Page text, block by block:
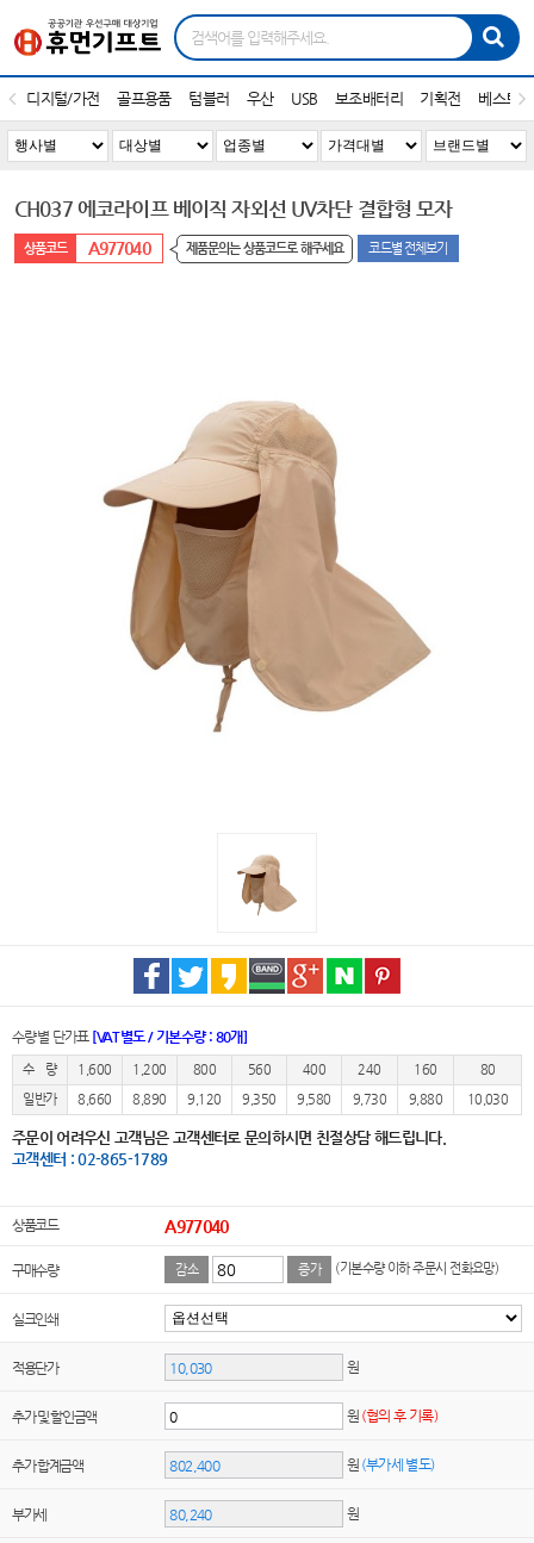
디지털/가전 골프용품 텀블러 우산 USB 보조배터리 기획전 베스트
CH037 에코라이프 베이직 자외선 UV차단 결합형 모자
A977040 제품문의는 상품코드로 해주세요 코드별 전체보기
수량별 단가표 [VAT별도 / 기본수량 : 80개]
수 량 1,600 1,200 800 560 400 240 160
80
일반가
8,660 8,890 9,120 9,350 9,580 9,730 9,880 10,030
주문이 어려우신 고객님은 고객센터로 문의하시면 친절상담 해드립니다.
고객센터 : 02-865-1789
상품코드 A977040
구매수량 감소 증가 (기본수량 이하 주문시 전화요망)
실크인쇄
적용단가 원
추가 및 할인금액 원 (협의 후 기록)
추가 합계금액 원 (부가세 별도)
부가세 원